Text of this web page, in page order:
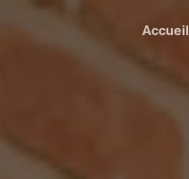
Accueil